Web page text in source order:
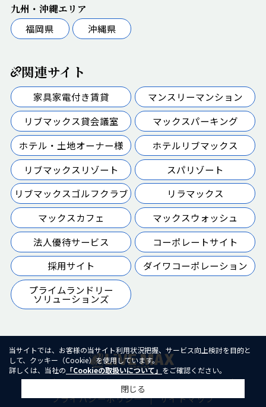
九州・沖縄エリア
福岡県
沖縄県
関連サイト
家具家電付き賃貸
マンスリーマンション
リブマックス貸会議室
マックスパーキング
ホテル・土地オーナー様
ホテルリブマックス
リブマックスリゾート
スパリゾート
リブマックスゴルフクラブ
リラマックス
マックスカフェ
マックスウォッシュ
法人優待サービス
コーポレートサイト
採用サイト
ダイワコーポレーション
プライムランドリー
ソリューションズ
お問い合わせ
プライバシーポリシー
サイトマップ
当サイトでは、お客様の当サイト利用状況把握、サービス向上検討を目的と
して、クッキー（Cookie）を使用しています。
詳しくは、当社の 「Cookieの取扱いについて」 をご確認ください。
閉じる